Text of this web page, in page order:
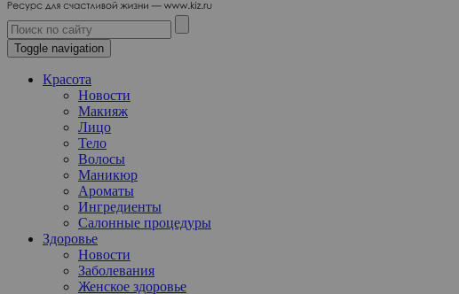
Toggle navigation
Красота
Новости
Макияж
Лицо
Тело
Волосы
Маникюр
Ароматы
Ингредиенты
Салонные процедуры
Здоровье
Новости
Заболевания
Женское здоровье